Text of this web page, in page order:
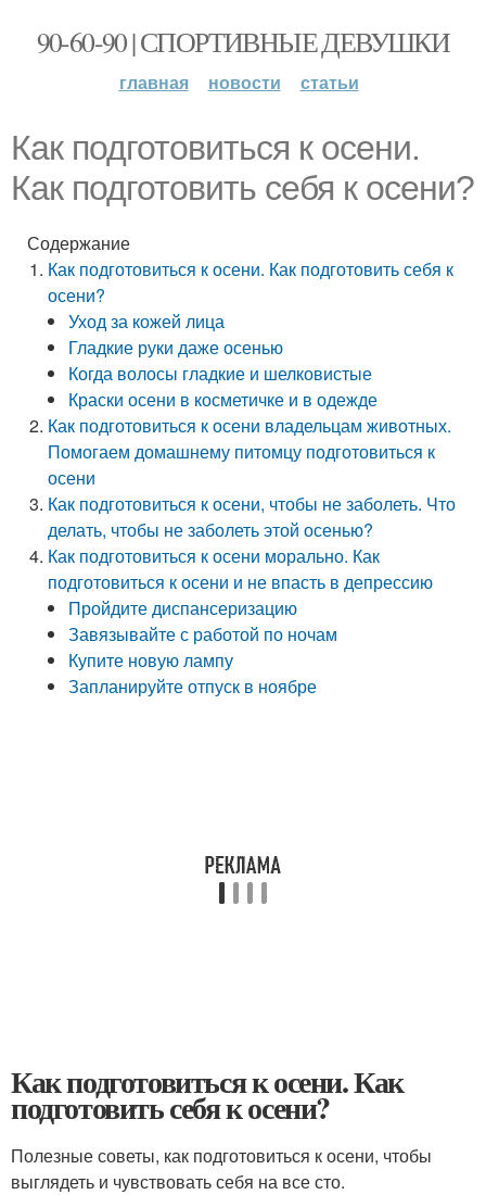
90-60-90 | СПОРТИВНЫЕ ДЕВУШКИ
главная новости статьи
Как подготовиться к осени.
Как подготовить себя к осени?
Содержание
Как подготовиться к осени. Как подготовить себя к
осени?
Уход за кожей лица
Гладкие руки даже осенью
Когда волосы гладкие и шелковистые
Краски осени в косметичке и в одежде
Как подготовиться к осени владельцам животных.
Помогаем домашнему питомцу подготовиться к
осени
Как подготовиться к осени, чтобы не заболеть. Что
делать, чтобы не заболеть этой осенью?
Как подготовиться к осени морально. Как
подготовиться к осени и не впасть в депрессию
Пройдите диспансеризацию
Завязывайте с работой по ночам
Купите новую лампу
Запланируйте отпуск в ноябре
Как подготовиться к осени. Как
подготовить себя к осени?
Полезные советы, как подготовиться к осени, чтобы
выглядеть и чувствовать себя на все сто.